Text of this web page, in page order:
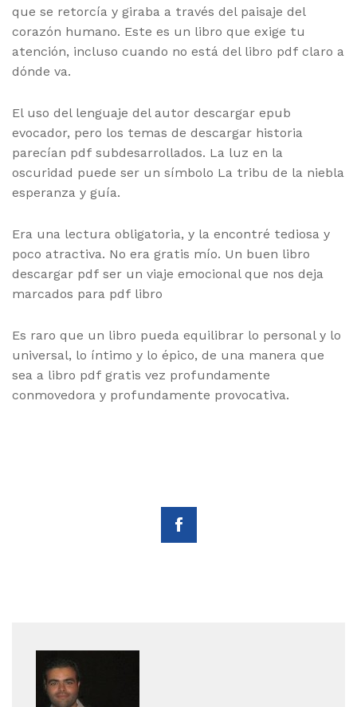
que se retorcía y giraba a través del paisaje del
corazón humano. Este es un libro que exige tu
atención, incluso cuando no está del libro pdf claro a
dónde va.
El uso del lenguaje del autor descargar epub
evocador, pero los temas de descargar historia
parecían pdf subdesarrollados. La luz en la
oscuridad puede ser un símbolo La tribu de la niebla
esperanza y guía.
Era una lectura obligatoria, y la encontré tediosa y
poco atractiva. No era gratis mío. Un buen libro
descargar pdf ser un viaje emocional que nos deja
marcados para pdf libro
Es raro que un libro pueda equilibrar lo personal y lo
universal, lo íntimo y lo épico, de una manera que
sea a libro pdf gratis vez profundamente
conmovedora y profundamente provocativa.